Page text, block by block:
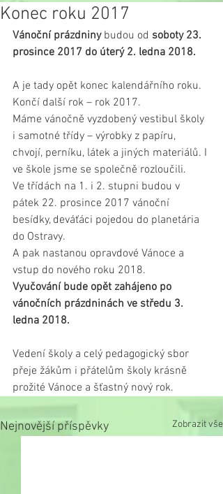
Konec roku 2017
Vánoční prázdniny budou od soboty 23.
prosince 2017 do úterý 2. ledna 2018.
A je tady opět konec kalendářního roku.
Končí další rok – rok 2017.
Máme vánočně vyzdobený vestibul školy
i samotné třídy – výrobky z papíru,
chvojí, perníku, látek a jiných materiálů. I
ve škole jsme se společně rozloučili.
Ve třídách na 1. i 2. stupni budou v
pátek 22. prosince 2017 vánoční
besídky, deváťáci pojedou do planetária
do Ostravy.
A pak nastanou opravdové Vánoce a
vstup do nového roku 2018.
Vyučování bude opět zahájeno po
vánočních prázdninách ve středu 3.
ledna 2018.
Vedení školy a celý pedagogický sbor
přeje žákům i přátelům školy krásně
prožité Vánoce a šťastný nový rok.
Nejnovější příspěvky Zobrazit vše